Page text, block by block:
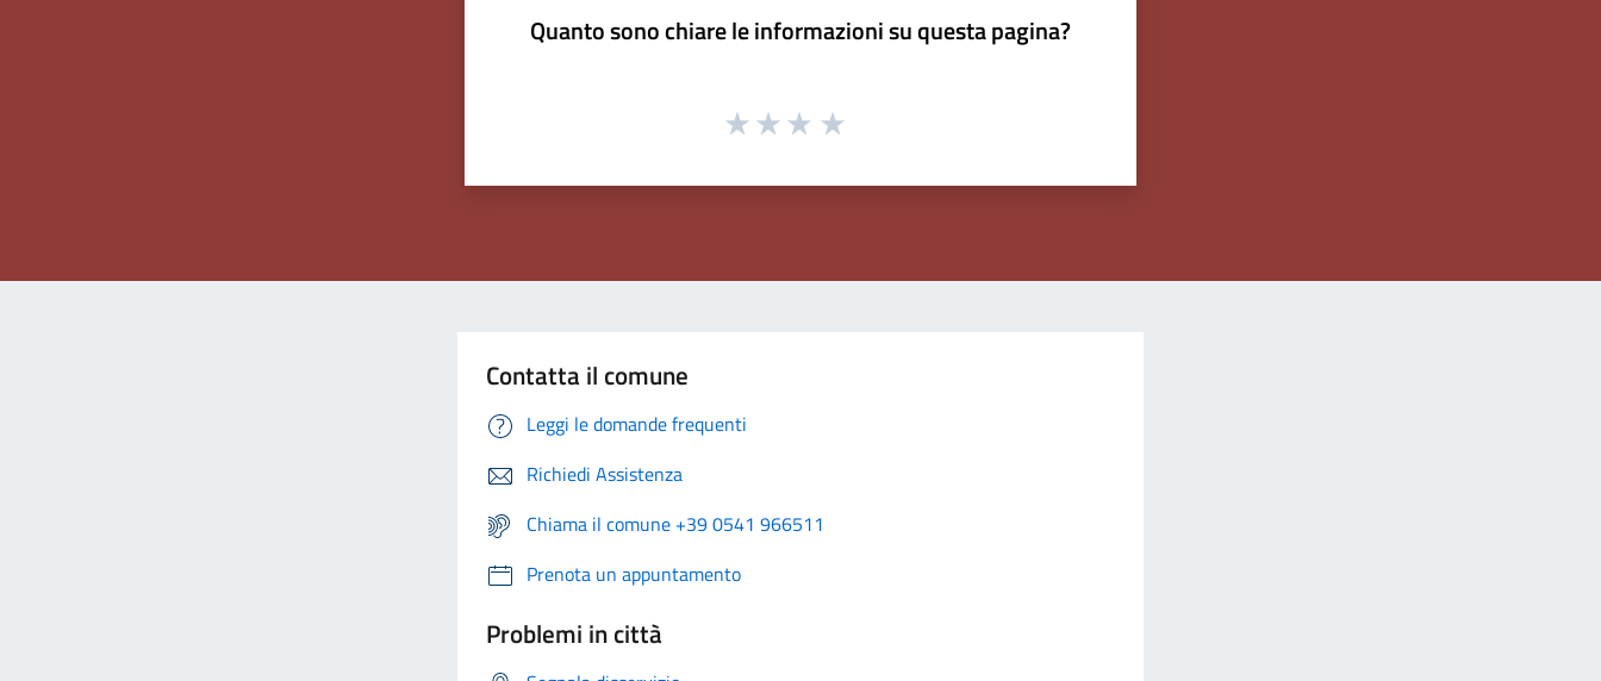
Quanto sono chiare le informazioni su questa pagina?
Contatta il comune
Leggi le domande frequenti
Richiedi Assistenza
Chiama il comune +39 0541 966511
Prenota un appuntamento
Problemi in città